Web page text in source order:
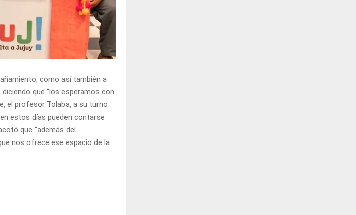
como así también a
que “los esperamos con
el profesor Tolaba, a su turno
estos días pueden contarse
que “además del
nos ofrece ese espacio de la